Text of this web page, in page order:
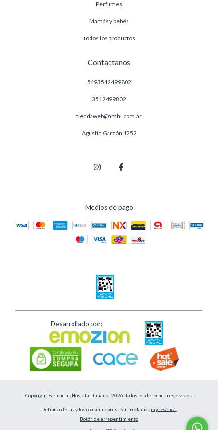
Perfumes
Mamás y bebés
Todos los productos
Contactanos
5493512499802
3512499802
tiendaweb@amhi.com.ar
Agustín Garzón 1252
Medios de pago
Desarrollado por:
Copyright Farmacias Hospital Italiano - 2026. Todos los derechos reservados.
Defensa de las y los consumidores. Para reclamosingresá acá.
Botón de arrepentimiento